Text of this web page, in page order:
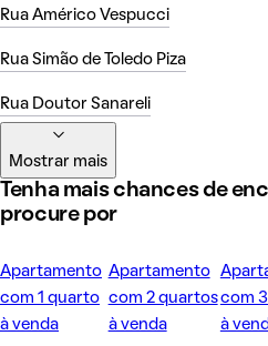
Rua Américo Vespucci
Rua Simão de Toledo Piza
Rua Doutor Sanareli
Mostrar mais
Tenha mais chances de
procure por
Apartamento
com 1 quarto
à venda
Apartamento
com 2 quartos
à venda
com
à